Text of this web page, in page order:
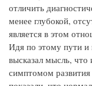
отличить
менее глубокой,
является в этом
Идя по этому пути
высказал мысль,
симптомом развития